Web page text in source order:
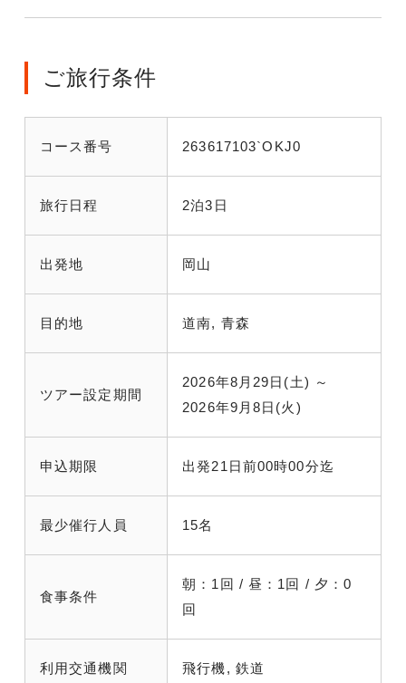
ご旅行条件
コース番号 263617103`OKJ0
旅行日程 2泊3日
出発地 岡山
目的地 道南, 青森
ツアー設定期間
2026年8月29日(土) ～
2026年9月8日(火)
申込期限 出発21日前00時00分迄
最少催行人員 15名
食事条件
朝：1回 / 昼：1回 / 夕：0
回
利用交通機関 飛行機, 鉄道